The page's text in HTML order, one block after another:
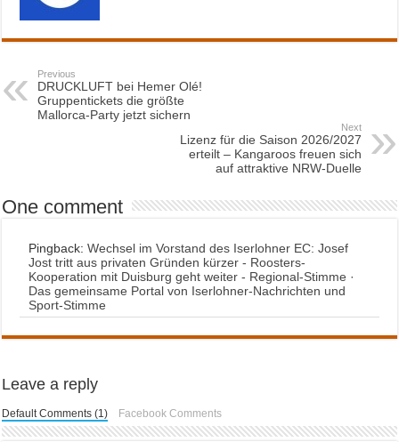
Previous
DRUCKLUFT bei Hemer Olé!
Gruppentickets die größte
Mallorca-Party jetzt sichern
Next
Lizenz für die Saison 2026/2027
erteilt – Kangaroos freuen sich
auf attraktive NRW-Duelle
One comment
Pingback:Wechsel im Vorstand des Iserlohner EC: Josef
Jost tritt aus privaten Gründen kürzer - Roosters-
Kooperation mit Duisburg geht weiter - Regional-Stimme ·
Das gemeinsame Portal von Iserlohner-Nachrichten und
Sport-Stimme
Leave a reply
Default Comments (1) Facebook Comments